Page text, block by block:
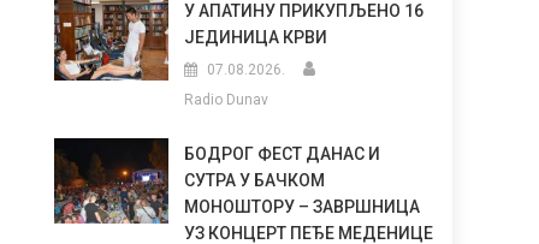
У АПАТИНУ ПРИКУПЉЕНО 16
ЈЕДИНИЦА КРВИ
07.08.2026.
Radio Dunav
БОДРОГ ФЕСТ ДАНАС И
СУТРА У БАЧКОМ
МОНОШТОРУ – ЗАВРШНИЦА
УЗ КОНЦЕРТ ПЕЂЕ МЕДЕНИЦЕ